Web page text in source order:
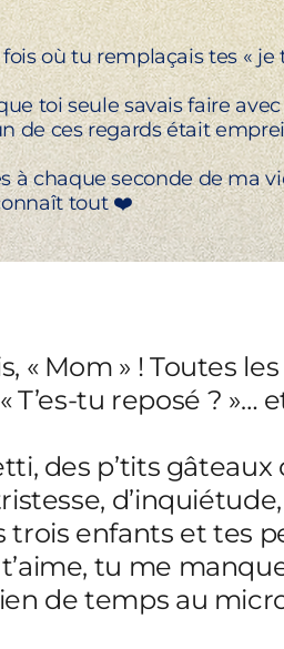
où tu remplaçais tes « je
toi seule savais faire
de ces regards était
à chaque seconde de ma
tout ❤️
Mom » ! Toutes
T’es-tu reposé ?
des p’tits gâteaux
trois enfants et tes
tu me
de temps au